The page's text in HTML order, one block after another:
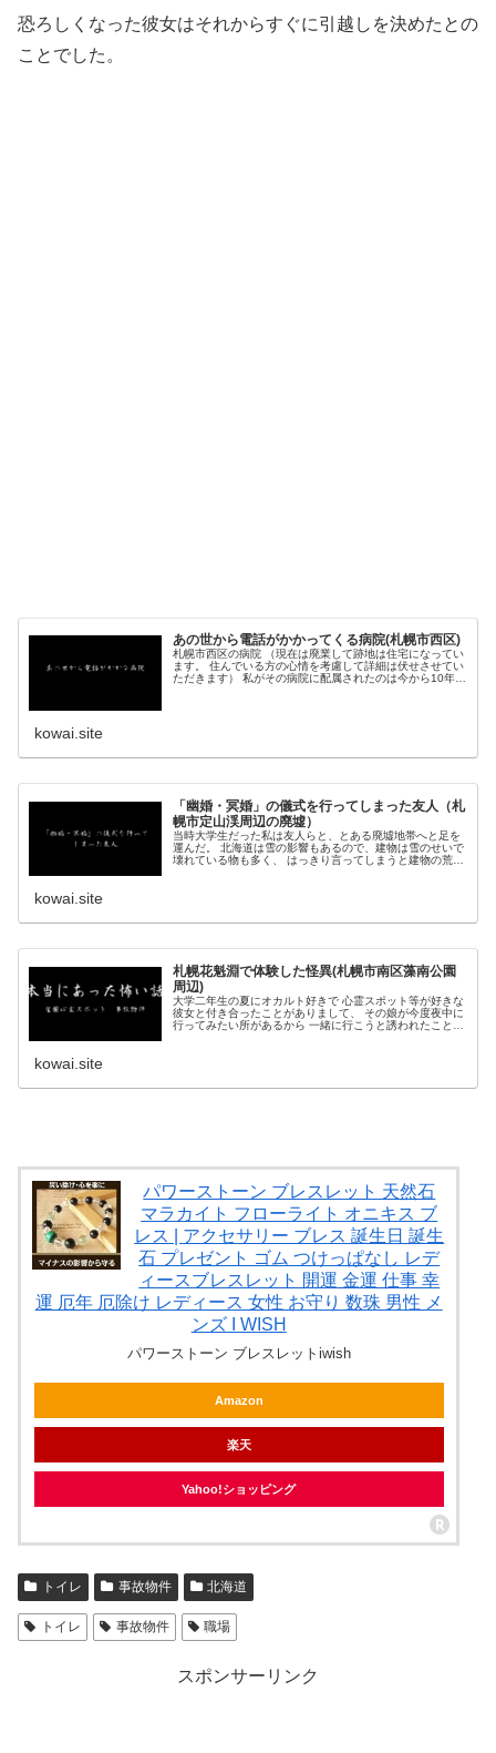
恐ろしくなった彼女はそれからすぐに引越しを決めたとの
ことでした。
あの世から電話がかかってくる病院(札幌市西区)
札幌市西区の病院 （現在は廃業して跡地は住宅になってい
ます。 住んでいる方の心情を考慮して詳細は伏せさせてい
ただきます） 私がその病院に配属されたのは今から10年ほ
kowai.site
「幽婚・冥婚」の儀式を行ってしまった友人（札
幌市定山渓周辺の廃墟）
当時大学生だった私は友人らと、とある廃墟地帯へと足を
運んだ。 北海道は雪の影響もあるので、建物は雪のせいで
壊れている物も多く、 はっきり言ってしまうと建物の荒廃
kowai.site
札幌花魁淵で体験した怪異(札幌市南区藻南公園
周辺)
大学二年生の夏にオカルト好きで 心霊スポット等が好きな
彼女と付き合ったことがありまして、 その娘が今度夜中に
行ってみたい所があるから 一緒に行こうと誘われたことが
kowai.site
パワーストーン ブレスレット 天然石
マラカイト フローライト オニキス ブ
レス | アクセサリー ブレス 誕生日 誕生
石 プレゼント ゴム つけっぱなし レデ
ィースブレスレット 開運 金運 仕事 幸
運 厄年 厄除け レディース 女性 お守り 数珠 男性 メ
ンズ I WISH
パワーストーン ブレスレットiwish
Amazon
楽天
Yahoo!ショッピング
トイレ 事故物件 北海道
トイレ 事故物件 職場
スポンサーリンク